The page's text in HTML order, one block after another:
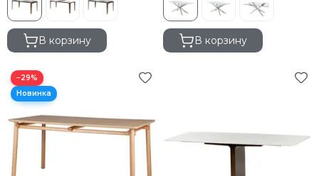
В корзину В корзину
−29%